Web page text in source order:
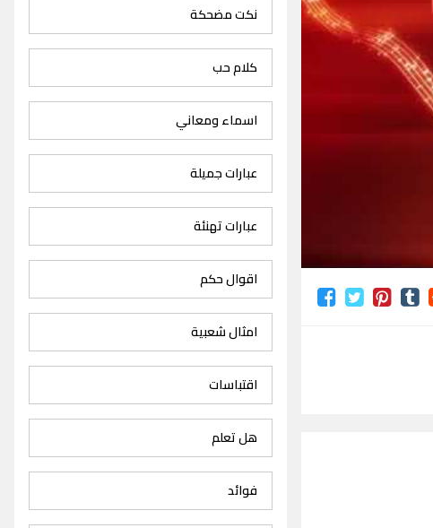
نكت مضحكة
كلام حب
اسماء ومعاني
عبارات جميلة
عبارات تهنئة
اقوال حكم
امثال شعبية
اقتباسات
هل تعلم
فوائد